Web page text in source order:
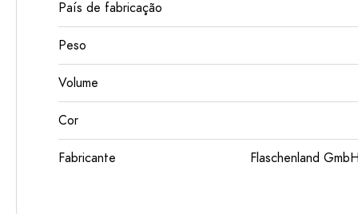
País de fabricação
Peso
Volume
Cor
Fabricante
Flaschenland